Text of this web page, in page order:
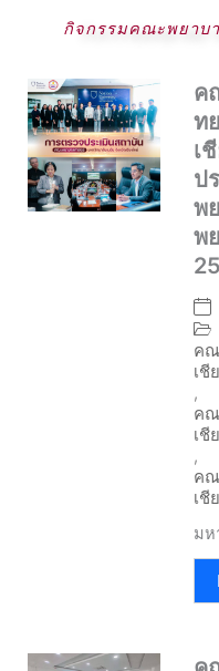
กิจกรรมคณะพยาบ
ค
ท
เ
ป
พ
พ
คณ
เชี
,
คณ
เชี
,
คณ
เชี
มห